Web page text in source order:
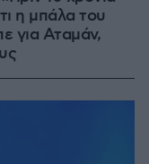
η μπάλα του
για Αταμάν,